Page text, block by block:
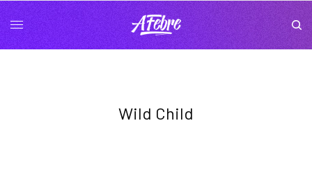
Wild Child